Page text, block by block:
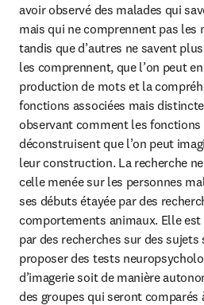
avoir observé des malades qui
mais qui ne comprennent pas les
tandis que d’autres ne savent
les comprennent, que l’on peut
production de mots et la
fonctions associées mais
observant comment les fonctions
déconstruisent que l’on peut
leur construction. La recherche
celle menée sur les personnes
ses débuts étayée par des
comportements animaux. Elle est
par des recherches sur des
proposer des tests
d’imagerie soit de manière
des groupes qui seront comparés